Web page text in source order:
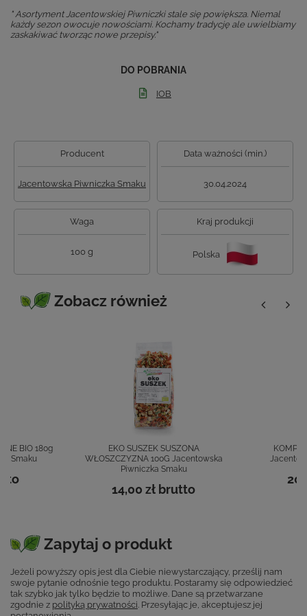
" Asortyment Jacentowskiej Piwniczki stale się powiększa. Niemal
każdy sezon owocuje nowościami. Kochamy tradycję ale uwielbiamy
zaskakiwać tworząc nowe przepisy."
DO POBRANIA
IOB
Producent
Jacentowska Piwniczka Smaku
Data ważności (min.)
30.04.2024
Waga
100 g
Kraj produkcji
Polska
Zobacz również
BIO 180g
Smaku
EKO SUSZEK SUSZONA
WŁOSZCZYZNA 100G Jacentowska
Piwniczka Smaku
14,00 zł brutto
Zapytaj o produkt
Jeżeli powyższy opis jest dla Ciebie niewystarczający, prześlij nam
swoje pytanie odnośnie tego produktu. Postaramy się odpowiedzieć
tak szybko jak tylko będzie to możliwe. Dane są przetwarzane
zgodnie z polityką prywatności. Przesyłając je, akceptujesz jej